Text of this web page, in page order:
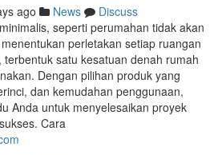
ago News
Discuss
seperti perumahan tidak akan
perletakan setiap ruangan
satu kesatuan denah rumah
Dengan pilihan produk yang
dan kemudahan penggunaan,
Anda untuk menyelesaikan proyek
Cara